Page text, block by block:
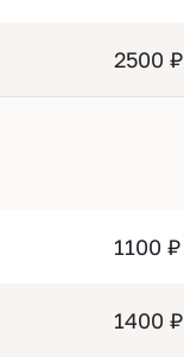
2500 ₽
1100 ₽
1400 ₽